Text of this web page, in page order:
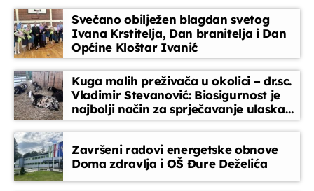
Djeca i mladi na radiju
18:15 - 18:45
Kronika dana
18:45 - 19:00
Glazbeni blok
19:00 - 20:00
Svečano obilježen blagdan svetog
Ivana Krstitelja, Dan branitelja i Dan
Općine Kloštar Ivanić
Kuga malih preživača u okolici – dr.sc.
Vladimir Stevanović: Biosigurnost je
najbolji način za sprječavanje ulaska
bolesti
Završeni radovi energetske obnove
Doma zdravlja i OŠ Đure Deželića